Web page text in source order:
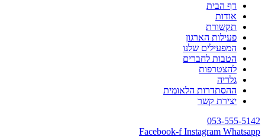
דף הבית
אודות
תקשורת
פעילות הארגון
המפעילים שלנו
הטבות לחברים
להצטרפות
גלריה
ההסתדרות הלאומית
יצירת קשר
053-555-5142
Facebook-f Instagram Whatsapp